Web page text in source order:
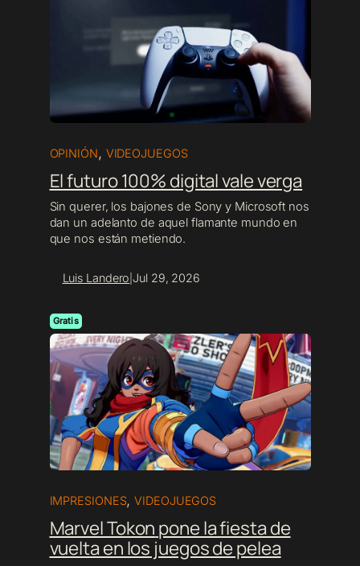
OPINIÓN, VIDEOJUEGOS
El futuro 100% digital vale verga
Sin querer, los bajones de Sony y Microsoft nos
dan un adelanto de aquel flamante mundo en
que nos están metiendo.
Luis Landero Jul 29, 2026
Gratis
IMPRESIONES,VIDEOJUEGOS
Marvel Tokonpone la fiesta de
vuelta en los juegos de pelea